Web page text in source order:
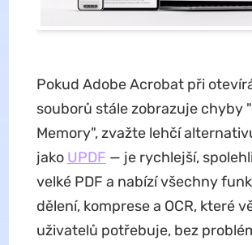
Pokud Adobe Acrobat při
souborů stále zobrazuje chyby
Memory", zvažte lehčí
jako UPDF — je rychlejší,
velké PDF a nabízí všechny
dělení, komprese a OCR, které
uživatelů potřebuje, bez